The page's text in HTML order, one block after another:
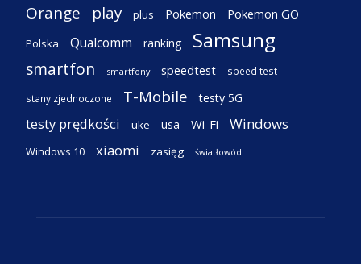
Orange play plus Pokemon Pokemon GO
Polska Qualcomm ranking Samsung
smartfon smartfony speedtest speed test
stany zjednoczone T-Mobile testy 5G
testy prędkości uke usa Wi-Fi Windows
Windows 10 xiaomi zasięg światłowód